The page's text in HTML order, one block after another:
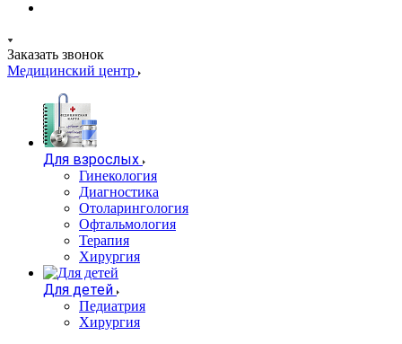
Заказать звонок
Медицинский центр
Для взрослых
Гинекология
Диагностика
Отоларингология
Офтальмология
Терапия
Хирургия
Для детей
Педиатрия
Хирургия